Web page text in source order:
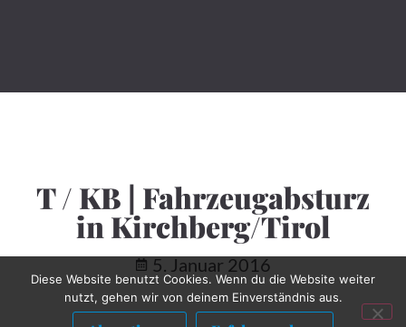
T / KB | Fahrzeugabsturz
in Kirchberg/Tirol
5. Januar 2016
Diese Website benutzt Cookies. Wenn du die Website weiter
nutzt, gehen wir von deinem Einverständnis aus.
Akzeptieren Erfahre mehr...